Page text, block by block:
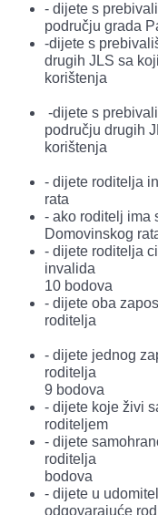
- dijete s
području
-dijete s
drugih JLS sa
10
-dijete s
području drugih
8
- dijete roditelja
rata
- ako roditelj ima
- dijete roditelja
10 bodova
- dijete oba
10
- dijete jednog
9 bodova
- dijete koje živi
- dijete
bodova
- dijete u
odgovarajuće